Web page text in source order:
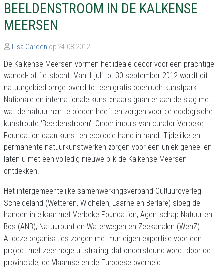
BEELDENSTROOM IN DE KALKENSE
MEERSEN
Lisa Garden op 24-08-2012
De Kalkense Meersen vormen het ideale decor voor een prachtige
wandel- of fietstocht. Van 1 juli tot 30 september 2012 wordt dit
natuurgebied omgetoverd tot een gratis openluchtkunstpark.
Nationale en internationale kunstenaars gaan er aan de slag met
wat de natuur hen te bieden heeft en zorgen voor de ecologische
kunstroute ‘Beeldenstroom'. Onder impuls van curator Verbeke
Foundation gaan kunst en ecologie hand in hand. Tijdelijke en
permanente natuurkunstwerken zorgen voor een uniek geheel en
laten u met een volledig nieuwe blik de Kalkense Meersen
ontdekken.
Het intergemeentelijke samenwerkingsverband Cultuuroverleg
Scheldeland (Wetteren, Wichelen, Laarne en Berlare) sloeg de
handen in elkaar met Verbeke Foundation, Agentschap Natuur en
Bos (ANB), Natuurpunt en Waterwegen en Zeekanalen (WenZ).
Al deze organisaties zorgen met hun eigen expertise voor een
project met zeer hoge uitstraling, dat ondersteund wordt door de
provinciale, de Vlaamse en de Europese overheid.